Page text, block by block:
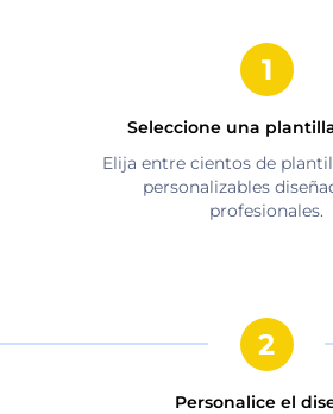
Seleccione una
Elija entre cientos de
personalizables
profesionales.
Personalice el